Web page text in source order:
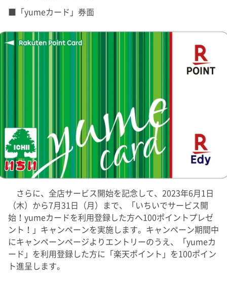
■「yumeカード」券面
さらに、全店サービス開始を記念して、2023年6月1日
（木）から7月31日（月）まで、「いちいでサービス開
始！yumeカードを利用登録した方へ100ポイントプレゼ
ント！」キャンペーンを実施します。キャンペーン期間中
にキャンペーンページよりエントリーのうえ、「yumeカ
ード」を利用登録した方に「楽天ポイント」を100ポイン
ト進呈します。